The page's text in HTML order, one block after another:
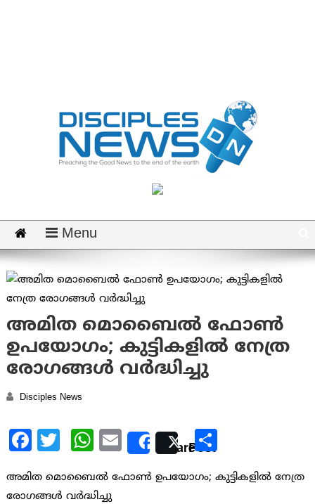
Menu
അമിത മൊബൈല്‍ ഫോണ്‍
ഉപയോഗം; കുട്ടികളില്‍ നേത്ര
രോഗങ്ങള്‍ വര്‍ദ്ധിച്ചു
Disciples News
Facebook
TwitterWhatsApp
EmailSharePostShare
അമിത മൊബൈല്‍ ഫോണ്‍ ഉപയോഗം; കുട്ടികളില്‍ നേത്ര
രോഗങ്ങള്‍ വര്‍ദ്ധിച്ചു